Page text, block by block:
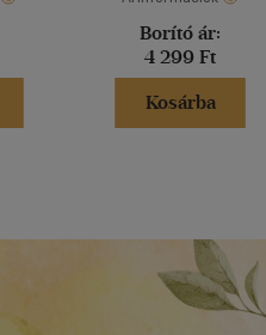
Borító ár:
4 299 Ft
Kosárba